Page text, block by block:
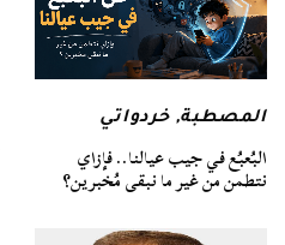
المصطبة,خردواتي
البُعبُع في جيب عيالنا.. فإزاي
نتطمن من غير ما نبقى مُخبرين؟